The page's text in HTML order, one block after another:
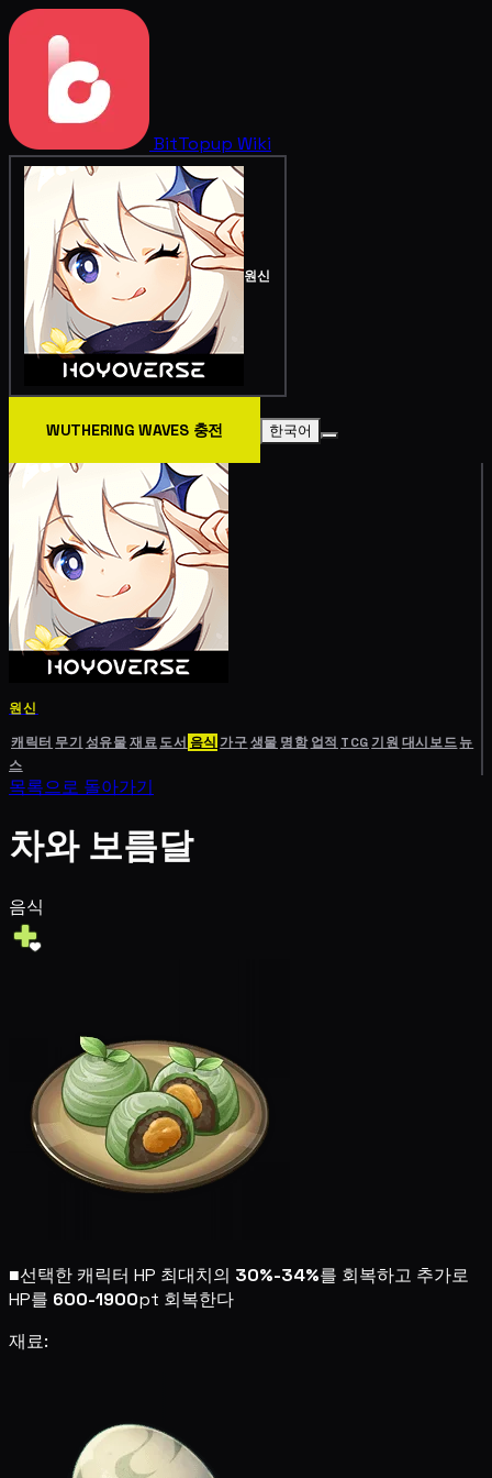
BitTopup Wiki
원신
WUTHERING WAVES 충전 한국어
원신
캐릭터 무기 성유물재료도서 음식 가구생물 명함 업적 TCG기원 대시보드뉴
스
목록으로 돌아가기
차와 보름달
음식
■선택한 캐릭터 HP 최대치의 30%-34%를 회복하고 추가로
HP를 600-1900pt 회복한다
재료: